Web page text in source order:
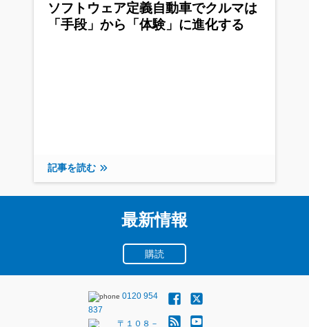
ソフトウェア定義自動車でクルマは
「手段」から「体験」に進化する
記事を読む
最新情報
購読
0120 954
837
〒１０８－